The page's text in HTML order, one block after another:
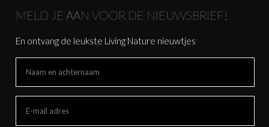
MELD JE AAN VOOR DE NIEUWSBRIEF!
En ontvang de leukste Living Nature nieuwtjes